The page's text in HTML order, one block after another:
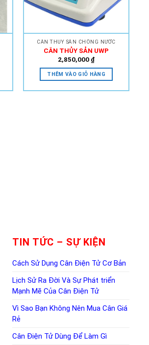
CÂN THỦY SẢN CHỐNG NƯỚC
CÂN THỦY SẢN UWP
2,850,000 ₫
THÊM VÀO GIỎ HÀNG
TIN TỨC – SỰ KIỆN
Cách Sử Dụng Cân Điện Tử Cơ Bản
Lịch Sử Ra Đời Và Sự Phát triển
Mạnh Mẽ Của Cân Điện Tử
Vì Sao Bạn Không Nên Mua Cân Giá
Rẻ
Cân Điện Tử Dùng Để Làm Gì